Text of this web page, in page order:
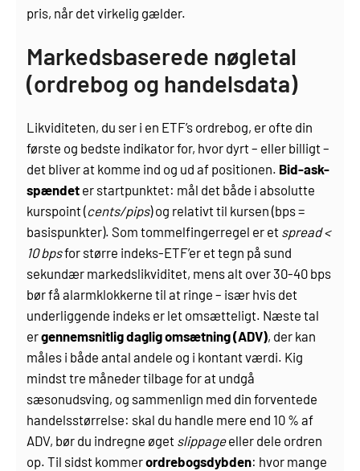
pris, når det virkelig gælder.
Markedsbaserede nøgletal
(ordrebog og handelsdata)
Likviditeten, du ser i en ETF’s ordrebog, er ofte din
første og bedste indikator for, hvor dyrt – eller billigt –
det bliver at komme ind og ud af positionen. Bid-ask-
spændet er startpunktet: mål det både i absolutte
kurspoint (cents/pips) og relativt til kursen (bps =
basis­punkter). Som tommelfingerregel er et spread <
10 bpsfor større indeks-ETF’er et tegn på sund
sekundær markeds­likviditet, mens alt over 30-40 bps
bør få alarmklokkerne til at ringe – især hvis det
underliggende indeks er let omsætteligt. Næste tal
ergennemsnitlig daglig omsætning (ADV), der kan
måles i både antal andele og i kontant værdi. Kig
mindst tre måneder tilbage for at undgå
sæsonudsving, og sammenlign med din forventede
handels­størrelse: skal du handle mere end 10 % af
ADV, bør du indregne øget slippageeller dele ordren
op. Til sidst kommerordrebogsdybden: hvor mange